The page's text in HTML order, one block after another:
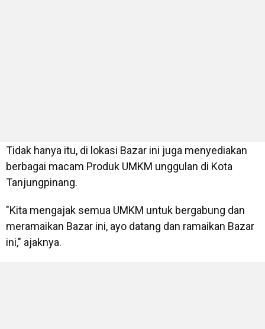
Tidak hanya itu, di lokasi Bazar ini juga menyediakan
berbagai macam Produk UMKM unggulan di Kota
Tanjungpinang.
"Kita mengajak semua UMKM untuk bergabung dan
meramaikan Bazar ini, ayo datang dan ramaikan Bazar
ini," ajaknya.